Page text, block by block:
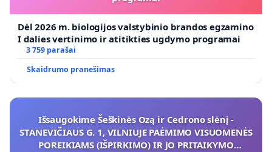
Dėl 2026 m. biologijos valstybinio brandos egzamino
I dalies vertinimo ir atitikties ugdymo programai
3 759 parašai
Skaidrumo pranešimas
Išsaugokime Šeškinės Ozą ir Cedrono slėnį -
STANEVIČIAUS G. 1, VILNIUJE PAĖMIMO VISUOMENĖS
POREIKIAMS (IŠPIRKIMO) IR JO PRITAIKYMO